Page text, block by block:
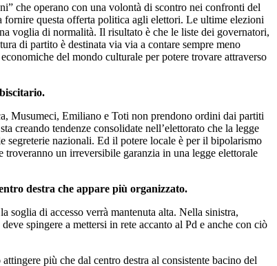
che operano con una volontà di scontro nei confronti del
questa offerta politica agli elettori. Le ultime elezioni
voglia di normalità. Il risultato è che le liste dei governatori,
di partito è destinata via via a contare sempre meno
del mondo culturale per potere trovare attraverso
Musumeci, Emiliano e Toti non prendono ordini dai partiti
creando tendenze consolidate nell’elettorato che la legge
segreterie nazionali. Ed il potere locale è per il bipolarismo
un irreversibile garanzia in una legge elettorale
destra che appare più organizzato.
di accesso verrà mantenuta alta. Nella sinistra,
spingere a mettersi in rete accanto al Pd e anche con ciò
più che dal centro destra al consistente bacino del